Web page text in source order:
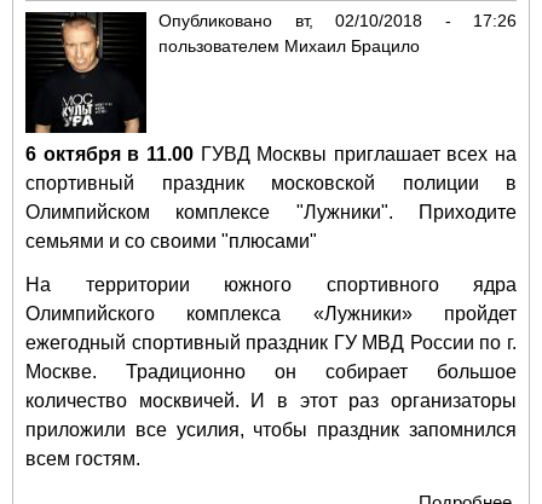
Опубликовано вт, 02/10/2018 - 17:26
пользователем Михаил Брацило
6 октября в 11.00ГУВД Москвы приглашает всех на
спортивный праздник московской полиции в
Олимпийском комплексе "Лужники". Приходите
семьями и со своими "плюсами"
На территории южного спортивного ядра
Олимпийского комплекса «Лужники» пройдет
ежегодный спортивный праздник ГУ МВД России по г.
Москве. Традиционно он собирает большое
количество москвичей. И в этот раз организаторы
приложили все усилия, чтобы праздник запомнился
всем гостям.